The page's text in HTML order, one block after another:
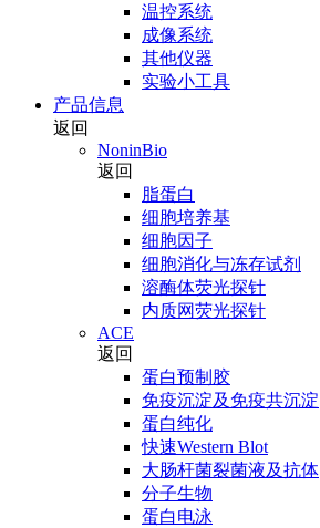
温控系统
成像系统
其他仪器
实验小工具
产品信息
返回
NoninBio
返回
脂蛋白
细胞培养基
细胞因子
细胞消化与冻存试剂
溶酶体荧光探针
内质网荧光探针
ACE
返回
蛋白预制胶
免疫沉淀及免疫共沉淀
蛋白纯化
快速Western Blot
大肠杆菌裂菌液及抗体
分子生物
蛋白电泳